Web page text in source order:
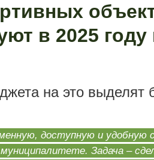
в 2025
на это выделят
доступную и удобную
Задача –